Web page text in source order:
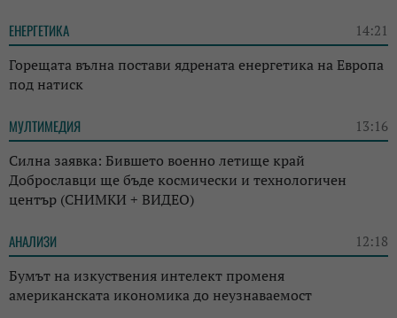
ЕНЕРГЕТИКА 14:21
Горещата вълна постави ядрената енергетика на Европа
под натиск
МУЛТИМЕДИЯ 13:16
Силна заявка: Бившето военно летище край
Доброславци ще бъде космически и технологичен
център (СНИМКИ + ВИДЕО)
АНАЛИЗИ 12:18
Бумът на изкуствения интелект променя
американската икономика до неузнаваемост